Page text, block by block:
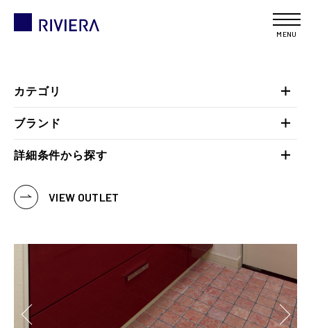
MENU
カテゴリ
ブランド
詳細条件から探す
VIEW OUTLET